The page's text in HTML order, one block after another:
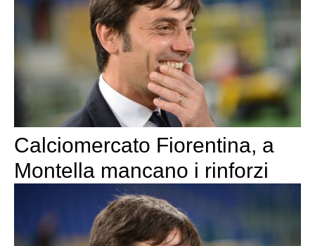
Calciomercato Fiorentina, a
Montella mancano i rinforzi